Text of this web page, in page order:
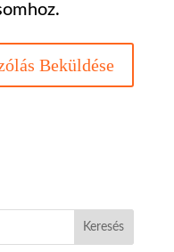
Keresés